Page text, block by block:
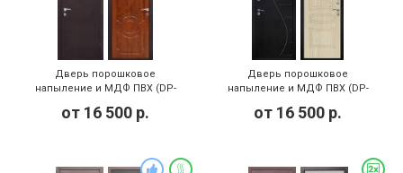
Дверь порошковое
напыление и МДФ ПВХ (DP-
от 16 500 р.
Дверь порошковое
напыление и МДФ ПВХ (DP-
от 16 500 р.